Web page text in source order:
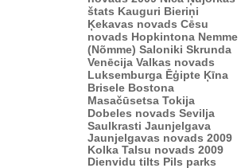
štats Kauguri Bieriņi
Ķekavas novads Cēsu
novads Hopkintona Nemme
(Nõmme) Saloniki Skrunda
Venēcija Valkas novads
Luksemburga Ēģipte Ķīna
Brisele Bostona
Masačūsetsa Tokija
Dobeles novads Sevilja
Saulkrasti Jaunjelgava
Jaunjelgavas novads 2009
Kolka Talsu novads 2009
Dienvidu tilts Pils parks